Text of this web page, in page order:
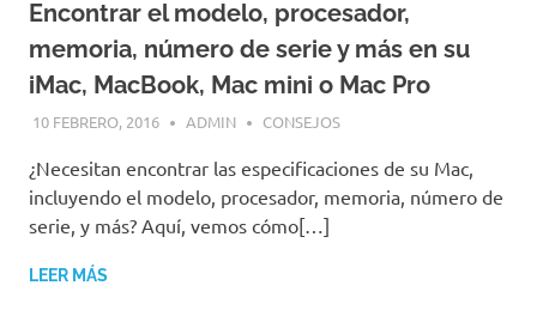
Encontrar el modelo, procesador,
memoria, número de serie y más en su
iMac, MacBook, Mac mini o Mac Pro
10 FEBRERO, 2016 ADMIN CONSEJOS
¿Necesitan encontrar las especificaciones de su Mac,
incluyendo el modelo, procesador, memoria, número de
serie, y más? Aquí, vemos cómo[…]
LEER MÁS